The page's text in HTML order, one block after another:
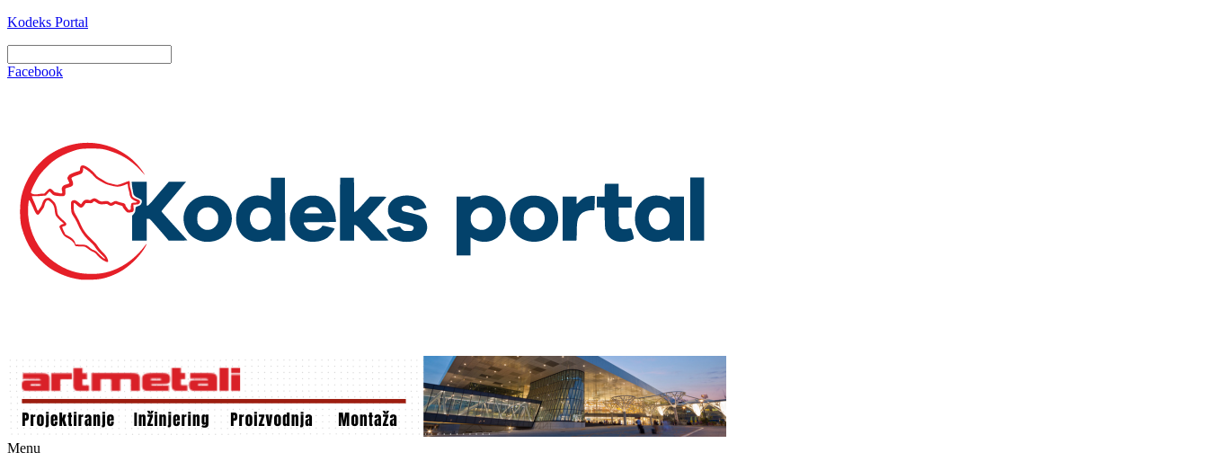
Kodeks Portal
Facebook
Menu